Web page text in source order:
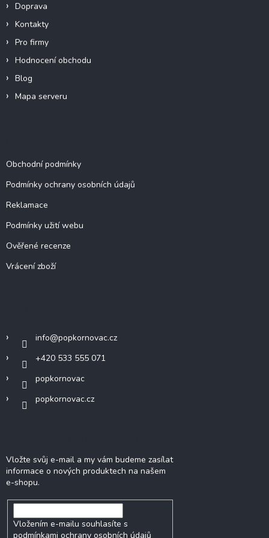
Doprava
Kontakty
Pro firmy
Hodnocení obchodu
Blog
Mapa serveru
Obchodní podmínky
Podmínky ochrany osobních údajů
Reklamace
Podmínky užití webu
Ověřené recenze
Vrácení zboží
info@popkornovac.cz
+420 533 555 071
popkornovac
popkornovac.cz
Vložte svůj e-mail a my vám budeme zasílat
informace o nových produktech na našem
e-shopu.
Vložením e-mailu souhlasíte s
podmínkami ochrany osobních údajů